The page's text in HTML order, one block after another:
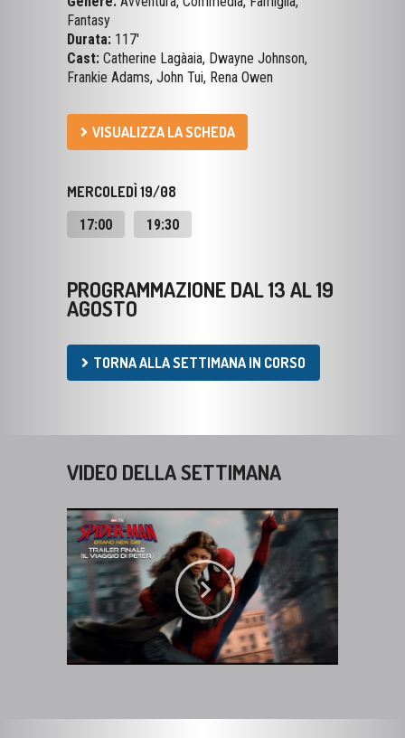
Fantasy
Durata: 117'
Cast: Catherine Lagàaia, Dwayne Johnson,
Frankie Adams, John Tui, Rena Owen
VISUALIZZA LA SCHEDA
MERCOLEDÌ 19/08
17:00 19:30
PROGRAMMAZIONE DAL 13 AL 19
AGOSTO
TORNA ALLA SETTIMANA IN CORSO
VIDEO DELLA SETTIMANA